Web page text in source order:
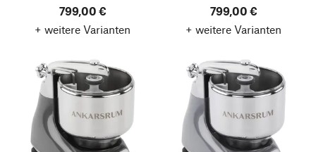
799,00 €
+ weitere Varianten
799,00 €
+ weitere Varianten